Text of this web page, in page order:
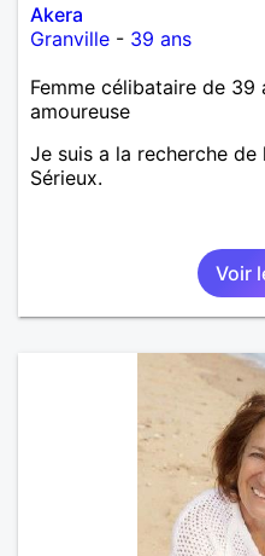
Akera
Granville - 39 ans
Femme célibataire de
amoureuse
Je suis a la recherche de
Sérieux.
Voir